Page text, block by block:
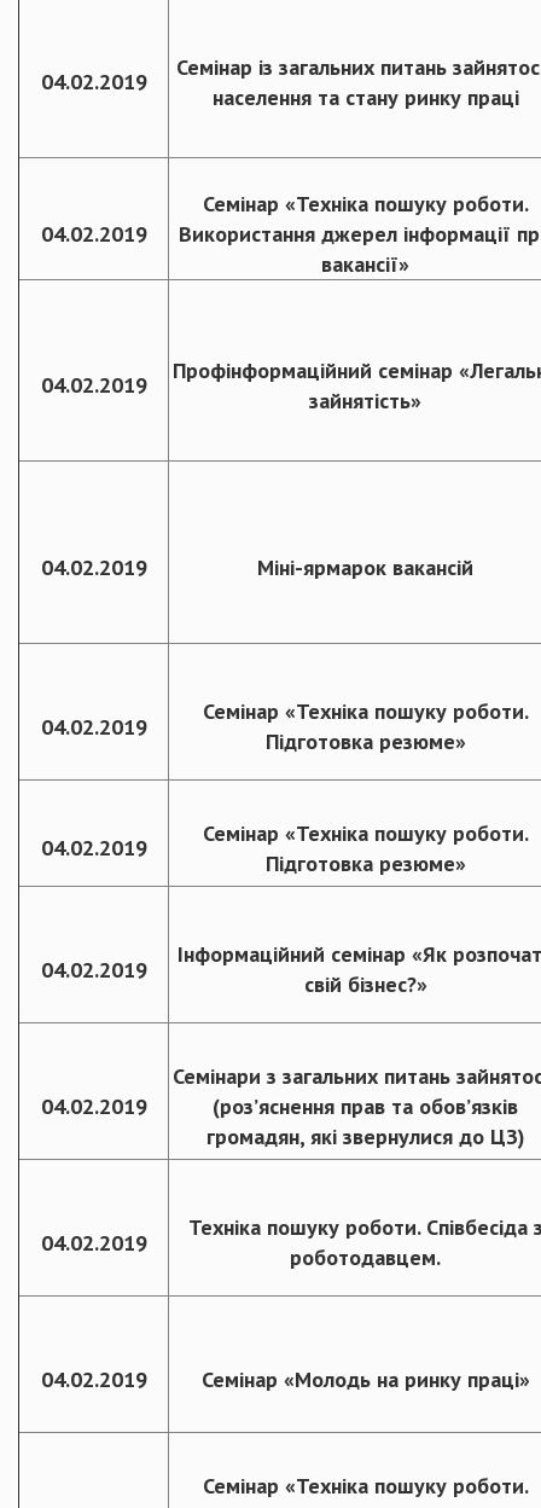
04.02.2019
Семінар із загальних питань
населення та стану ринку праці
04.02.2019
Семінар «Техніка пошуку роботи.
Використання джерел інформації
вакансії»
04.02.2019
Профінформаційний семінар
зайнятість»
04.02.2019 Міні-ярмарок вакансій
04.02.2019
Семінар «Техніка пошуку роботи.
Підготовка резюме»
04.02.2019
Семінар «Техніка пошуку роботи.
Підготовка резюме»
04.02.2019
Інформаційний семінар «Як
свій бізнес?»
04.02.2019
Семінари з загальних питань
(роз’яснення прав та обов’язків
громадян, які звернулися до ЦЗ)
04.02.2019
Техніка пошуку роботи. Співбесіда
роботодавцем.
04.02.2019 Семінар «Молодь на ринку праці»
Семінар «Техніка пошуку роботи.